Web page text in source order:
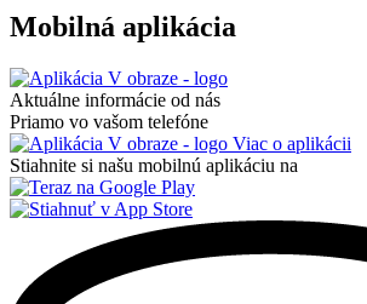
Mobilná aplikácia
Aktuálne informácie od nás
Priamo vo vašom telefóne
Viac o aplikácii
Stiahnite si našu mobilnú aplikáciu na